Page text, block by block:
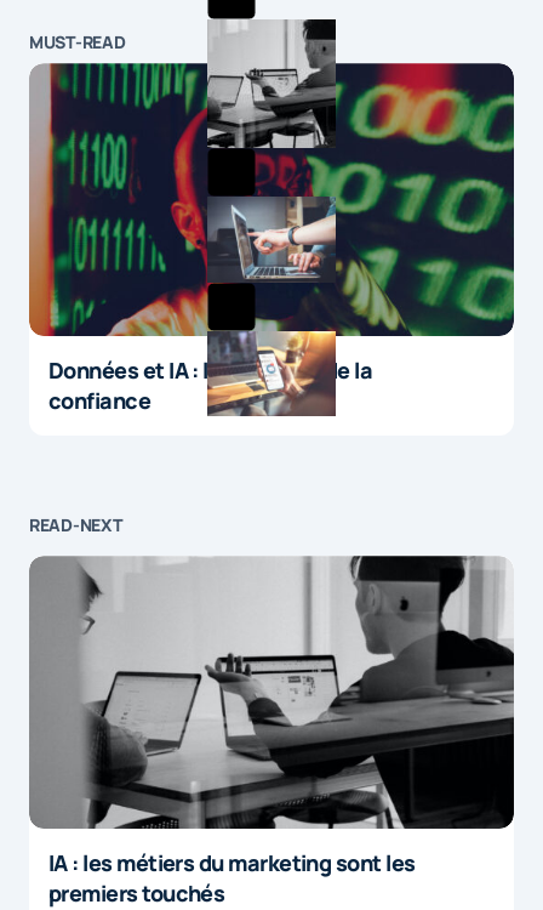
MUST-READ
Données et IA : le paradoxe de la
confiance
READ-NEXT
IA : les métiers du marketing sont les
premiers touchés